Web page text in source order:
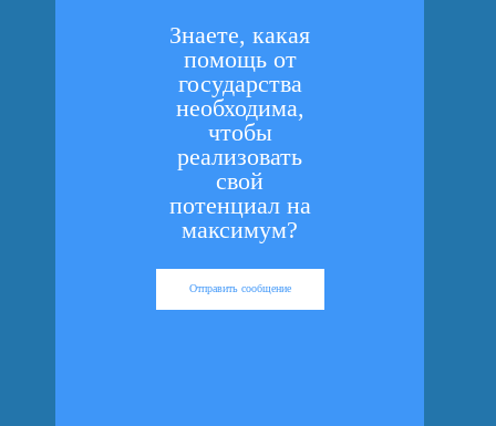
Знаете, какая
помощь от
государства
необходима,
чтобы
реализовать
свой
потенциал на
максимум?
Отправить сообщение